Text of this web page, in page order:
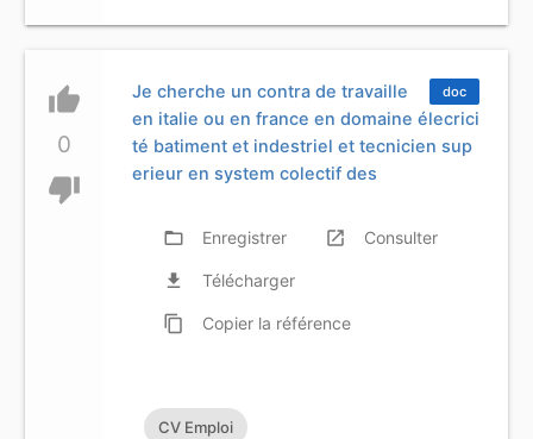
thumb_up
0
thumb_down
doc
Je cherche un contra de travaille
en italie ou en france en domaine élecrici
té batiment et indestriel et tecnicien sup
erieur en system colectif des
folder_open Enregistrer launch Consulter
file_download Télécharger
content_copy Copier la référence
CV Emploi